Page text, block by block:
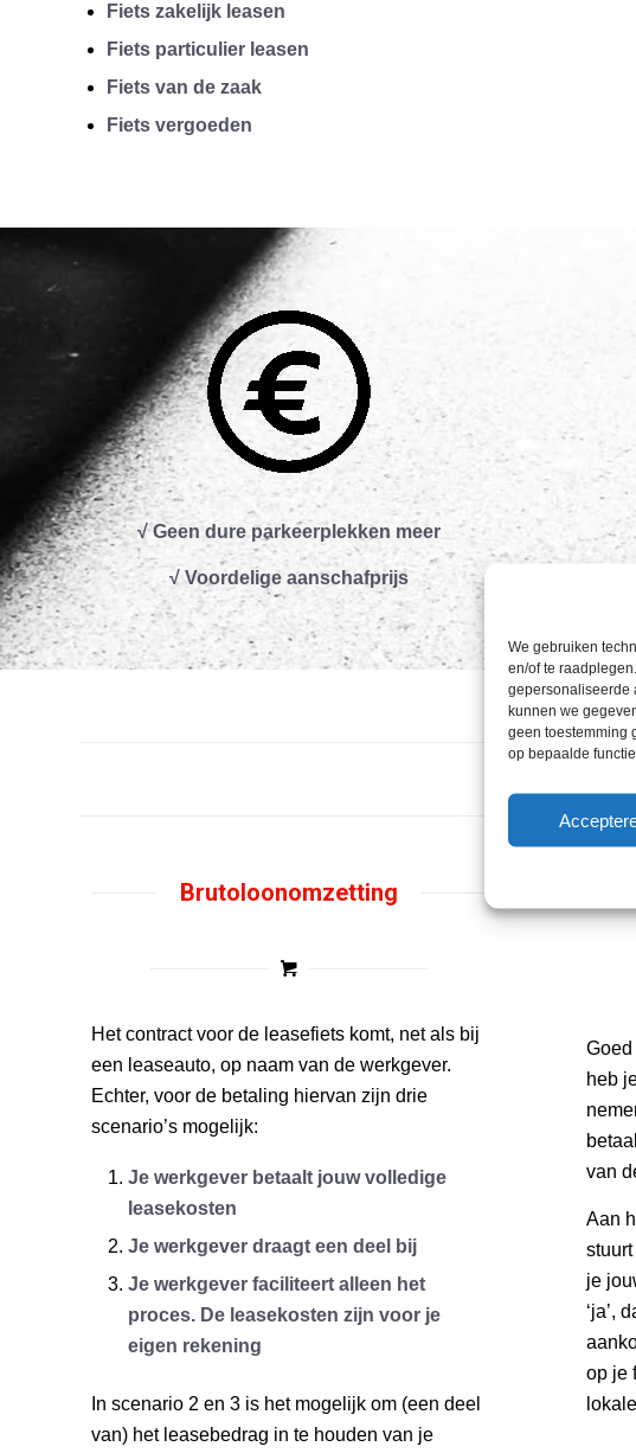
We gebruiken
en/of te
gepersonaliseerde
kunnen we
geen toestemming
op bepaalde
Fiets zakelijk leasen
Fiets particulier leasen
Fiets van de zaak
Fiets vergoeden
√ Geen dure parkeerplekken meer
√ Voordelige aanschafprijs
Brutoloonomzetting
Het contract voor de leasefiets komt, net als bij
een leaseauto, op naam van de werkgever.
Echter, voor de betaling hiervan zijn drie
scenario’s mogelijk:
Je werkgever betaalt jouw volledige
leasekosten
Je werkgever draagt een deel bij
Je werkgever faciliteert alleen het
proces. De leasekosten zijn voor je
eigen rekening
In scenario 2 en 3 is het mogelijk om (een deel
van) het leasebedrag in te houden van je
heb
van
Aan
je
‘ja’,
op je